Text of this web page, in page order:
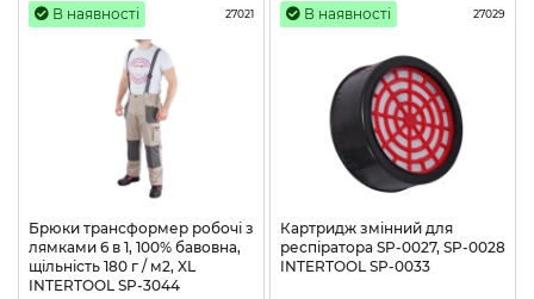
В наявності 27021
Брюки трансформер робочі з
лямками 6 в 1, 100% бавовна,
щільність 180 г / м2, XL
INTERTOOL SP-3044
В наявності 27029
Картридж змінний для
респіратора SP-0027, SP-0028
INTERTOOL SP-0033